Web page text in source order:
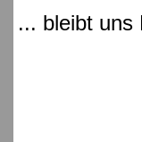
... bleibt uns